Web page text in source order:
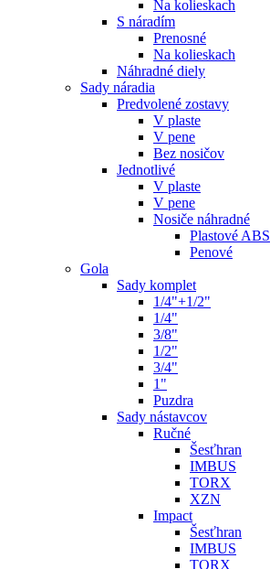
Na kolieskach
S náradím
Prenosné
Na kolieskach
Náhradné diely
Sady náradia
Predvolené zostavy
V plaste
V pene
Bez nosičov
Jednotlivé
V plaste
V pene
Nosiče náhradné
Plastové ABS
Penové
Gola
Sady komplet
1/4"+1/2"
1/4"
3/8"
1/2"
3/4"
1"
Puzdra
Sady nástavcov
Ručné
Šesťhran
IMBUS
TORX
XZN
Impact
Šesťhran
IMBUS
TORX